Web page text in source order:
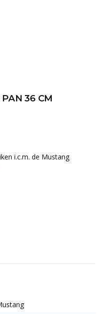
36 CM
i.c.m. de Mustang